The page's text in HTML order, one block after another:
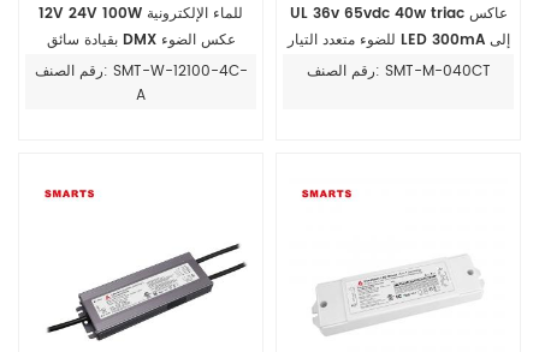
12V 24V 100W للماء الإلكترونية
بقيادة سائق DMX عكس الضوء
امدادات الطاقة UL
رقم الصنف: SMT-W-12100-4C-
A
UL 36v 65vdc 40w triac عاكس
للضوء متعدد التيار LED 300mA إلى
1400mA
رقم الصنف: SMT-M-040CT